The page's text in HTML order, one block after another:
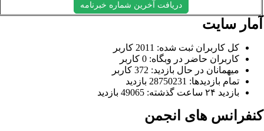
دریافت آخرین شماره خبرنامه
سایت
کل کاربران ثبت شده: 2011 کاربر
کاربران حاضر در وبگاه: 0 کاربر
میهمانان در حال بازدید: 372 کاربر
تمام بازدید‌ها: 28750231 بازدید
بازدید ۲۴ ساعت گذشته: 49065 بازدید
های انجمن